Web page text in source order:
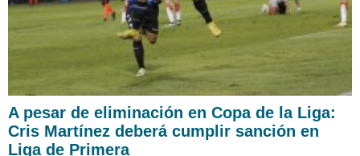
A pesar de eliminación en Copa de la Liga:
Cris Martínez deberá cumplir sanción en
Liga de Primera